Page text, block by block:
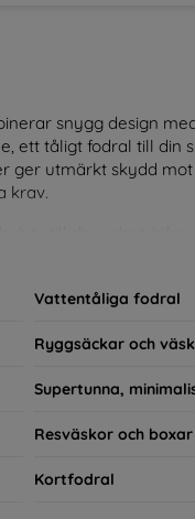
snygg design
ett tåligt fodral till din
ger utmärkt skydd
krav.
av din vardagsoutfit.
Vattentåliga fodral
Ryggsäckar och
Supertunna,
Resväskor och boxar
Kortfodral